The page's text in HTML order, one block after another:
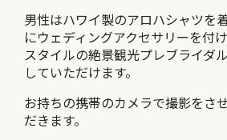
男性はハワイ製のアロハシャツを
にウェディングアクセサリーを付
スタイルの絶景観光プレブライダ
していただけます。
お持ちの携帯のカメラで撮影をさ
だきます。